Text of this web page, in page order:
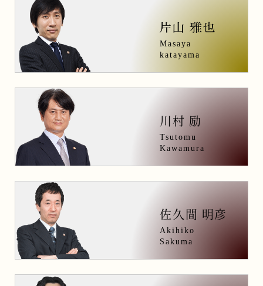
Masaya
katayama
川村 励
Tsutomu
Kawamura
佐久間 明彦
Akihiko
Sakuma